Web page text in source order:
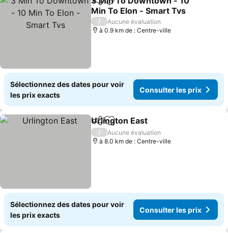
PartagerAjouter à mes favoris
Min To Elon - Smart Tvs
/
Aucune évaluation
à 0.9 km de : Centre-ville
Sélectionnez des dates pour voir
les prix exacts
Consulter les prix
PartagerAjouter à mes favoris
Urlington East
/
Aucune évaluation
à 8.0 km de : Centre-ville
Sélectionnez des dates pour voir
les prix exacts
Consulter les prix